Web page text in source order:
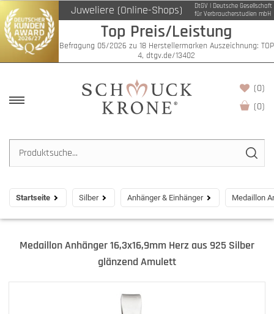
Juweliere (Online-Shops)
DtGV | Deutsche Gesellschaft
für Verbraucherstudien mbH
Top Preis/Leistung
Befragung 05/2026 zu 18 Herstellermarken Auszeichnung: TOP
4, dtgv.de/13402
(0)
(0)
Startseite Silber Anhänger & Einhänger Medaillon
Medaillon Anhänger 16,3x16,9mm Herz aus 925 Silber
glänzend Amulett